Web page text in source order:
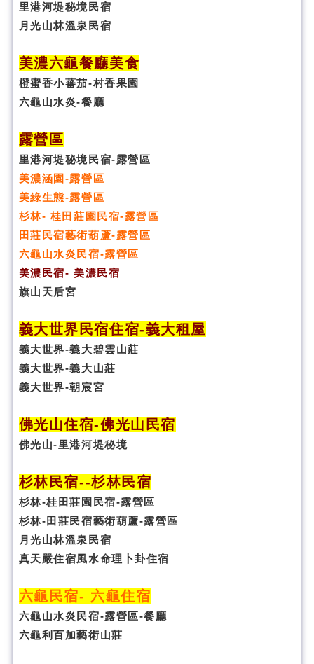
里港河堤秘境民宿
月光山林溫泉民宿
美濃六龜餐廳美食
橙蜜香小蕃茄-村香果園
六龜山水炎-餐廳
露營區
里港河堤秘境民宿-露營區
美濃涵園-露營區
美綠生態-露營區
杉林- 桂田莊園民宿-露營區
田莊民宿藝術葫蘆-露營區
六龜山水炎民宿-露營區
美濃民宿- 美濃民宿
旗山天后宮
義大世界民宿住宿-義大租屋
義大世界-義大碧雲山莊
義大世界-義大山莊
義大世界-朝宸宮
佛光山住宿-佛光山民宿
佛光山-里港河堤秘境
杉林民宿--杉林民宿
杉林-桂田莊園民宿-露營區
杉林-田莊民宿藝術葫蘆-露營區
月光山林溫泉民宿
真天嚴住宿風水命理卜卦住宿
六龜民宿- 六龜住宿
六龜山水炎民宿-露營區-餐廳
六龜利百加藝術山莊